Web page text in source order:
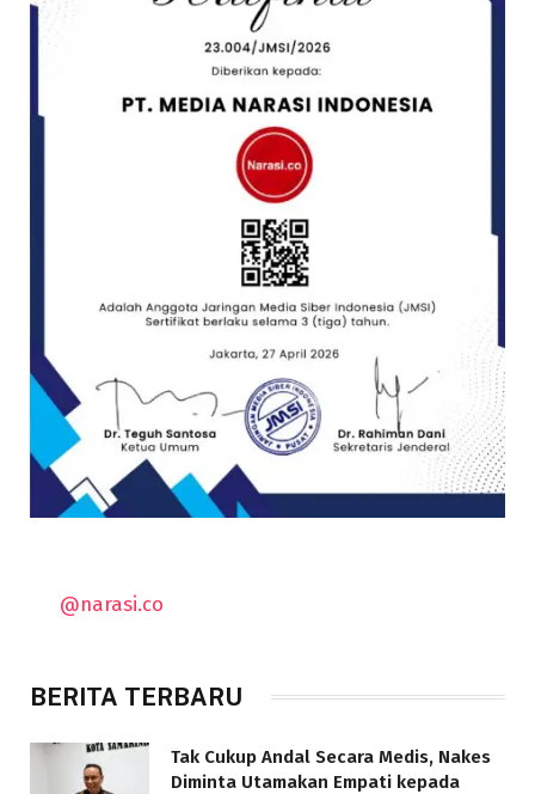
@narasi.co
BERITA TERBARU
Tak Cukup Andal Secara Medis, Nakes
Diminta Utamakan Empati kepada